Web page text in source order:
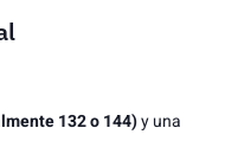
132 o 144)y una